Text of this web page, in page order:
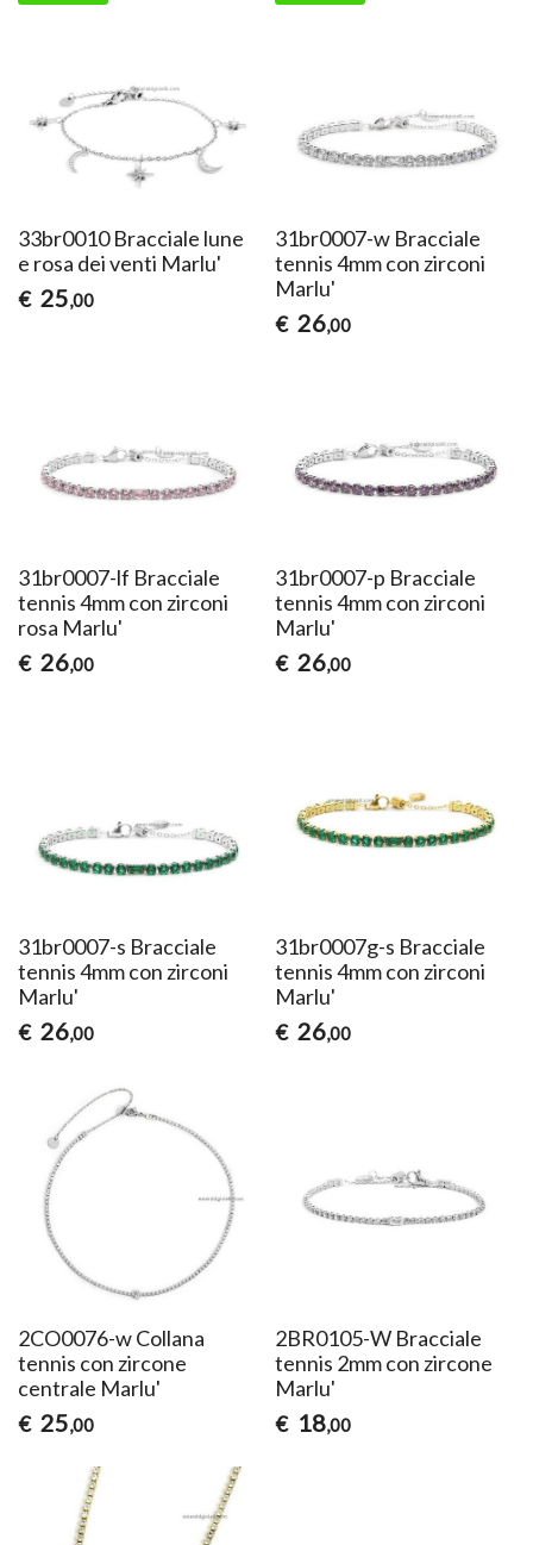
33br0010 Bracciale lune
e rosa dei venti Marlu'
€ 25,00
31br0007-w Bracciale
tennis 4mm con zirconi
Marlu'
€ 26,00
31br0007-lf Bracciale
tennis 4mm con zirconi
rosa Marlu'
€ 26,00
31br0007-p Bracciale
tennis 4mm con zirconi
Marlu'
€ 26,00
31br0007-s Bracciale
tennis 4mm con zirconi
Marlu'
€ 26,00
31br0007g-s Bracciale
tennis 4mm con zirconi
Marlu'
€ 26,00
2CO0076-w Collana
tennis con zircone
centrale Marlu'
€ 25,00
2BR0105-W Bracciale
tennis 2mm con zircone
Marlu'
€ 18,00